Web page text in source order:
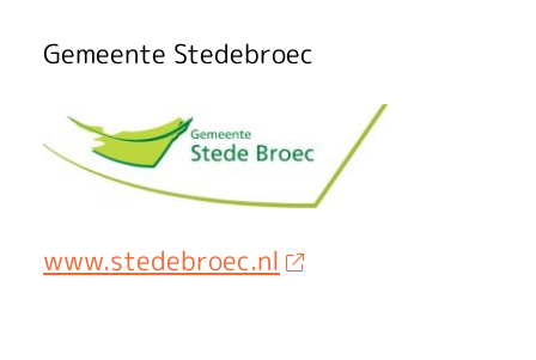
s
c
h
C
e
n
Gemeente Stedebroec
www.stedebroec.nl